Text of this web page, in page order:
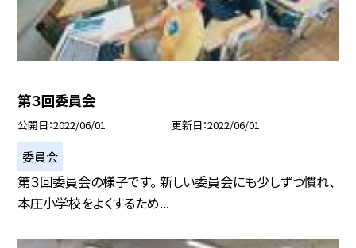
第３回委員会
公開日 2022/06/01 更新日 2022/06/01
委員会
第３回委員会の様子です。 新しい委員会にも少しずつ慣れ、
本庄小学校をよくするため...